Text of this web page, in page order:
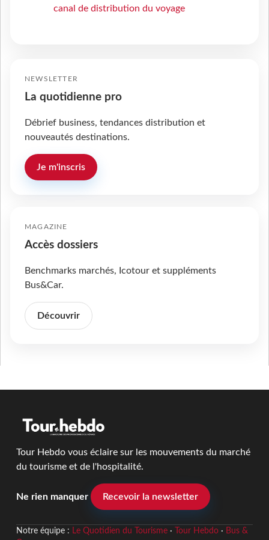
canal de distribution du voyage
NEWSLETTER
La quotidienne pro
Débrief business, tendances distribution et
nouveautés destinations.
Je m'inscris
MAGAZINE
Accès dossiers
Benchmarks marchés, Icotour et suppléments
Bus&Car.
Découvrir
Tour Hebdo vous éclaire sur les mouvements du marché
du tourisme et de l'hospitalité.
Ne rien manquer Recevoir la newsletter
Notre équipe : Le Quotidien du Tourisme· Tour Hebdo· Bus &